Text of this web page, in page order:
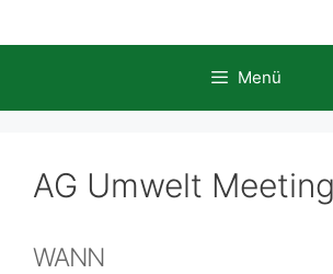
Menü
AG Umwelt Meeting
WANN